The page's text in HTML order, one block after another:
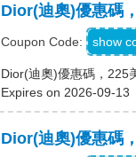
Dior(迪奧)優惠碼
Coupon Code: show
Dior(迪奧)優惠碼，225
Expires on 2026-09-13
Dior(迪奧)優惠碼